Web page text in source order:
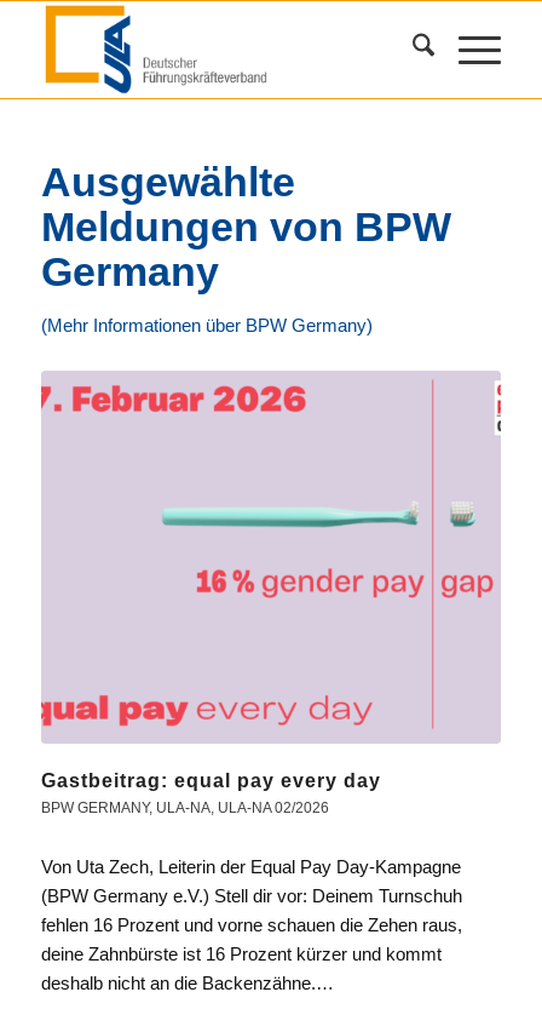
Ausgewählte
Meldungen von BPW
Germany
(Mehr Informationen über BPW Germany)
Gastbeitrag: equal pay every day
BPW GERMANY, ULA-NA, ULA-NA 02/2026
Von Uta Zech, Leiterin der Equal Pay Day-Kampagne
(BPW Germany e.V.) Stell dir vor: Deinem Turnschuh
fehlen 16 Prozent und vorne schauen die Zehen raus,
deine Zahnbürste ist 16 Prozent kürzer und kommt
deshalb nicht an die Backenzähne.…